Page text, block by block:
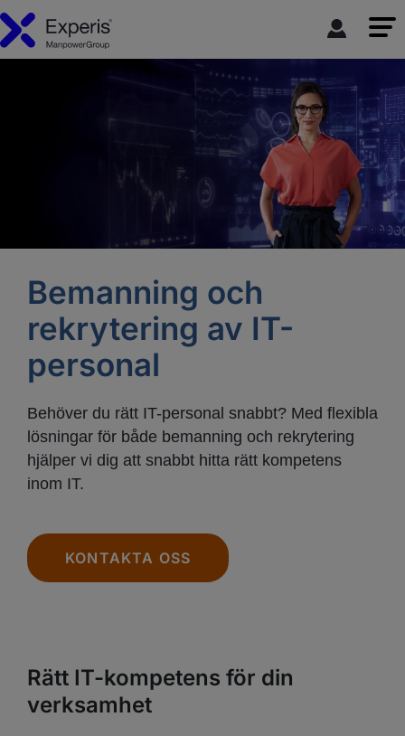
Bemanning och
rekrytering av IT-
personal
Behöver du rätt IT-personal snabbt? Med flexibla
lösningar för både bemanning och rekrytering
hjälper vi dig att snabbt hitta rätt kompetens
inom IT.
KONTAKTA OSS
Rätt IT-kompetens för din
verksamhet